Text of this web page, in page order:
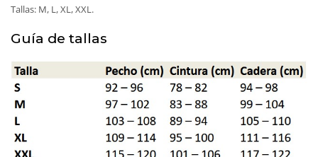
Tallas: M, L, XL, XXL.
Guía de tallas